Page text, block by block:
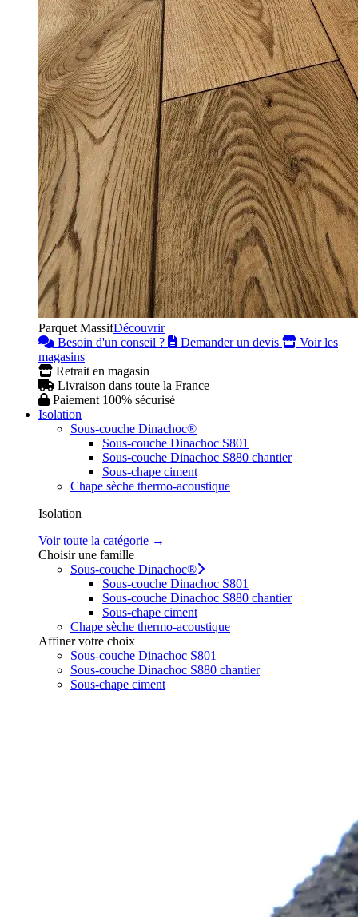
Parquet MassifDécouvrir
Besoin d'un conseil ?
Demander un devis
Voir les
magasins
Retrait en magasin
Livraison dans toute la France
Paiement 100% sécurisé
Isolation
Sous-couche Dinachoc®
Sous-couche Dinachoc S801
Sous-couche Dinachoc S880 chantier
Sous-chape ciment
Chape sèche thermo-acoustique
Isolation
Voir toute la catégorie →
Choisir une famille
Sous-couche Dinachoc®
Sous-couche Dinachoc S801
Sous-couche Dinachoc S880 chantier
Sous-chape ciment
Chape sèche thermo-acoustique
Affiner votre choix
Sous-couche Dinachoc S801
Sous-couche Dinachoc S880 chantier
Sous-chape ciment